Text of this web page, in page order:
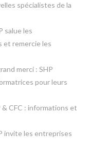
spécialistes de la
salue les
et remercie les
merci : SHP
pour leurs
CFC : informations et
invite les entreprises